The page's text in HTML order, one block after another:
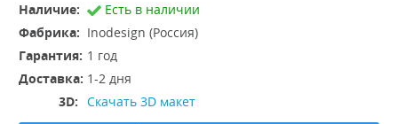
Наличие:
Есть в наличии
Фабрика: Inodesign (Россия)
Гарантия: 1 год
Доставка: 1-2 дня
3D: Скачать 3D макет